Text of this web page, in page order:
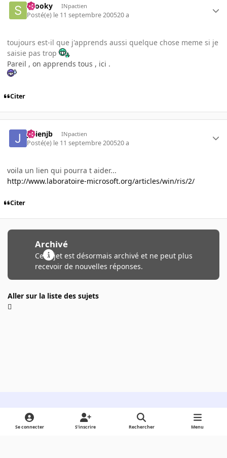
snooky INpactien
Posté(e) le 11 septembre 200520 a
toujours est-il que j'apprends aussi quelque chose meme si je
saisie pas trop
Pareil , on apprends tous , ici .
Citer
julienjb INpactien
Posté(e) le 11 septembre 200520 a
voila un lien qui pourra t aider...
http://www.laboratoire-microsoft.org/articles/win/ris/2/
Citer
Archivé
Ce sujet est désormais archivé et ne peut plus
recevoir de nouvelles réponses.
Aller sur la liste des sujets
Light ModeDark ModeSystem Preference
Se connecter S’inscrire Rechercher Menu